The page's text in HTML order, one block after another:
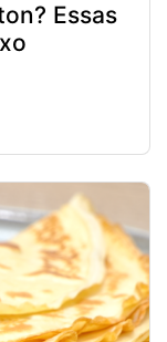
Essas